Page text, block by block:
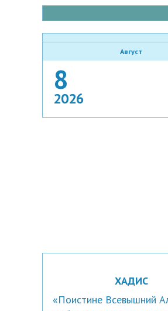
Август
8
2026
ХАДИС
«Поистине Всевышний